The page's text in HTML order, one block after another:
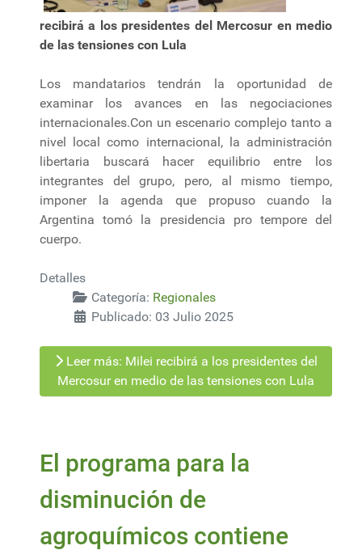
recibirá a los presidentes del Mercosur en medio
de las tensiones con Lula
Los mandatarios tendrán la oportunidad de
examinar los avances en las negociaciones
internacionales.Con un escenario complejo tanto a
nivel local como internacional, la administración
libertaria buscará hacer equilibrio entre los
integrantes del grupo, pero, al mismo tiempo,
imponer la agenda que propuso cuando la
Argentina tomó la presidencia pro tempore del
cuerpo.
Detalles
Categoría: Regionales
Publicado: 03 Julio 2025
Leer más: Milei recibirá a los presidentes del
Mercosur en medio de las tensiones con Lula
El programa para la
disminución de
agroquímicos contiene